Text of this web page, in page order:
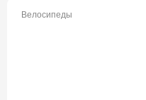
Велосипеды